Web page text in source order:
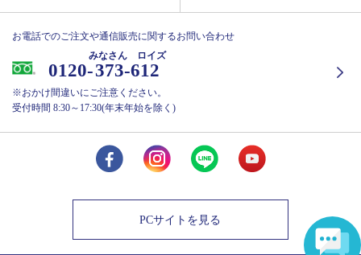
お電話でのご注文や通信販売に関するお問い合わせ
0120-373-612
みなさん ロイズ
※おかけ間違いにご注意ください。
受付時間 8:30～17:30(年末年始を除く)
PCサイトを見る